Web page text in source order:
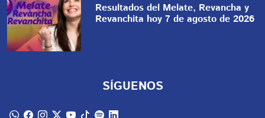
Resultados del Melate, Revancha y
Revanchita hoy 7 de agosto de 2026
SÍGUENOS